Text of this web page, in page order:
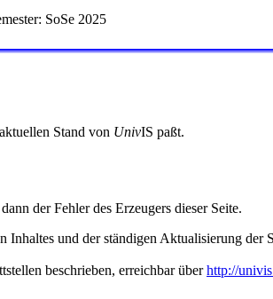
SoSe 2025
Stand von UnivIS paßt.
der Fehler des Erzeugers dieser Seite.
Inhaltes und der ständigen Aktualisierung
beschrieben, erreichbar überhttp://